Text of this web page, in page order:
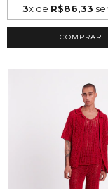
3x de R$86,33
COMPRAR